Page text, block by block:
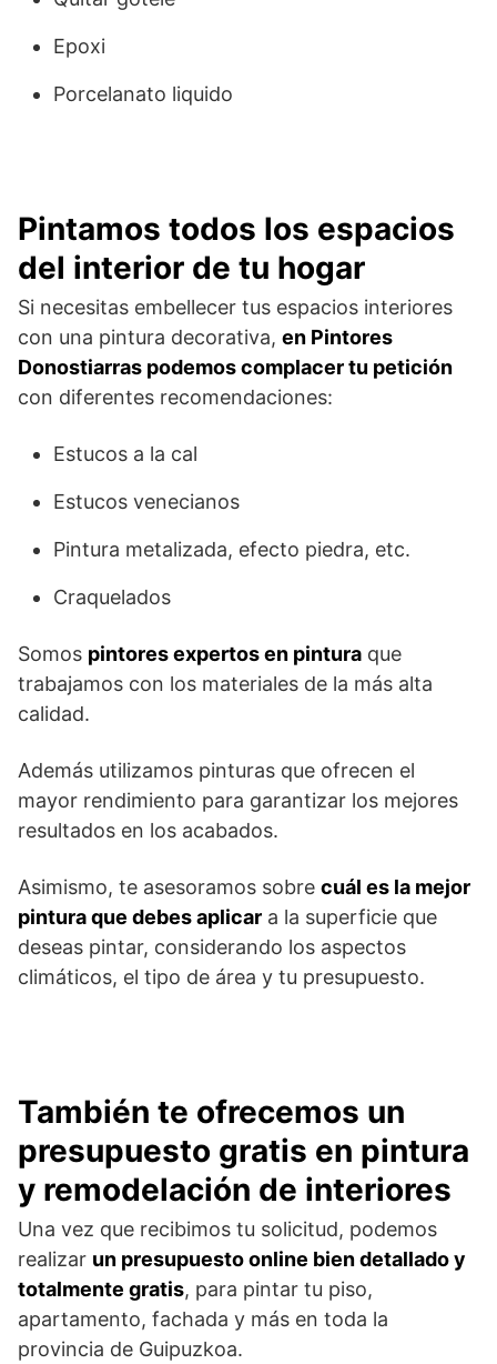
Epoxi
Porcelanato liquido
Pintamos todos los espacios
del interior de tu hogar
Si necesitas embellecer tus espacios interiores
con una pintura decorativa, en Pintores
Donostiarras podemos complacer tu petición
con diferentes recomendaciones:
Estucos a la cal
Estucos venecianos
Pintura metalizada, efecto piedra, etc.
Craquelados
Somos pintores expertos en pintura que
trabajamos con los materiales de la más alta
calidad.
Además utilizamos pinturas que ofrecen el
mayor rendimiento para garantizar los mejores
resultados en los acabados.
Asimismo, te asesoramos sobre cuál es la mejor
pintura que debes aplicar a la superficie que
deseas pintar, considerando los aspectos
climáticos, el tipo de área y tu presupuesto.
También te ofrecemos un
presupuesto gratis en pintura
y remodelación de interiores
Una vez que recibimos tu solicitud, podemos
realizar un presupuesto online bien detallado y
totalmente gratis, para pintar tu piso,
apartamento, fachada y más en toda la
provincia de Guipuzkoa.